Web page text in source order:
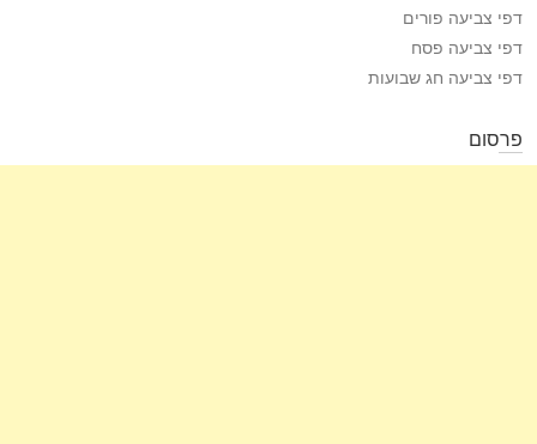
דפי צביעה פורים
דפי צביעה פסח
דפי צביעה חג שבועות
פרסום